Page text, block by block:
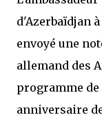
d'Azerbaïdjan
envoyé une
allemand des
programme de
anniversaire